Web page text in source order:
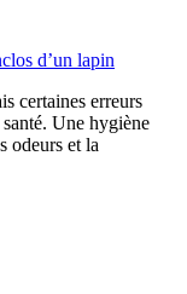
d’un lapin
certaines erreurs
Une hygiène
odeurs et la